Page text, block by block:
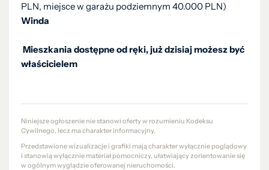
PLN, miejsce w garażu podziemnym 40.000 PLN)
Winda
Mieszkania dostępne od ręki, już dzisiaj możesz być
właścicielem
Niniejsze ogłoszenie nie stanowi oferty w rozumieniu Kodeksu
Cywilnego, lecz ma charakter informacyjny.
Przedstawione wizualizacje i grafiki mają charakter wyłącznie poglądowy
i stanowią wyłącznie materiał pomocniczy, ułatwiający zorientowanie się
w ogólnym wyglądzie oferowanej nieruchomości.